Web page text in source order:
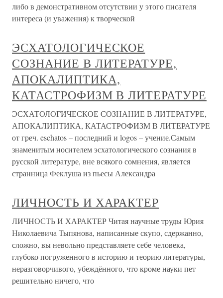
либо в демонстративном отсутствии у этого писателя
интереса (и уважения) к творческой
ЭСХАТОЛОГИЧЕСКОЕ
СОЗНАНИЕ В ЛИТЕРАТУРЕ,
АПОКАЛИПТИКА,
КАТАСТРОФИЗМ В ЛИТЕРАТУРЕ
ЭСХАТОЛОГИЧЕСКОЕ СОЗНАНИЕ В ЛИТЕРАТУРЕ,
АПОКАЛИПТИКА, КАТАСТРОФИЗМ В ЛИТЕРАТУРЕ
от греч. eschatos – последний и logos – учение.Самым
знаменитым носителем эсхатологического сознания в
русской литературе, вне всякого сомнения, является
странница Феклуша из пьесы Александра
ЛИЧНОСТЬ И ХАРАКТЕР
ЛИЧНОСТЬ И ХАРАКТЕР Читая научные труды Юрия
Николаевича Тыпянова, написанные скупо, сдержанно,
сложно, вы невольно представляете себе человека,
глубоко погруженного в историю и теорию литературы,
неразговорчивого, убеждённого, что кроме науки пет
решительно ничего, что